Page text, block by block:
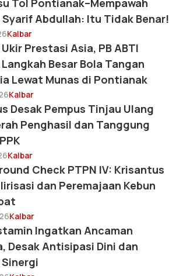
Tol Pontianak–Mempawah
Abdullah: Itu Tidak Benar!
Kalbar
Prestasi Asia, PB ABTI
Besar Bola Tangan
Lewat Munas di Pontianak
Kalbar
Desak Pempus Tinjau Ulang
Penghasil dan Tanggung
Kalbar
Check PTPN IV: Krisantus
dan Peremajaan Kebun
Kalbar
Ingatkan Ancaman
Desak Antisipasi Dini dan